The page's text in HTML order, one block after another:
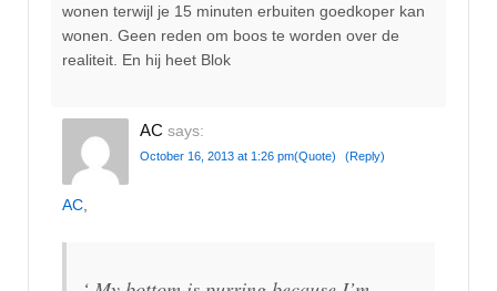
wonen terwijl je 15 minuten erbuiten goedkoper kan
wonen. Geen reden om boos te worden over de
realiteit. En hij heet Blok
AC says:
October 16, 2013 at 1:26 pm(Quote) (Reply)
AC,